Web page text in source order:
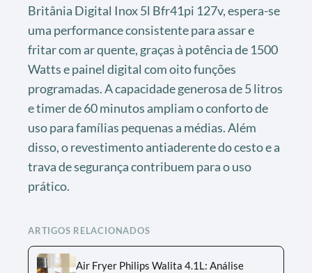
Britânia Digital Inox 5l Bfr41pi 127v, espera-se
uma performance consistente para assar e
fritar com ar quente, graças à potência de 1500
Watts e painel digital com oito funções
programadas. A capacidade generosa de 5 litros
e timer de 60 minutos ampliam o conforto de
uso para famílias pequenas a médias. Além
disso, o revestimento antiaderente do cesto e a
trava de segurança contribuem para o uso
prático.
ARTIGOS RELACIONADOS
Air Fryer Philips Walita 4.1L: Análise